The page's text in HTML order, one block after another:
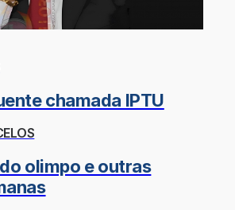
chamada IPTU
olimpo e outras